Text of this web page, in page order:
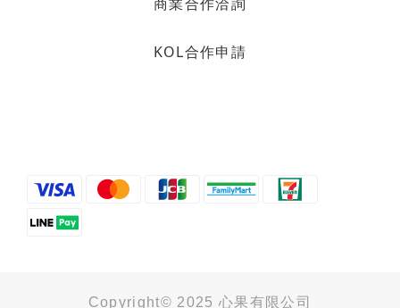
KOL合作申請
Copyright© 2025 心果有限公司